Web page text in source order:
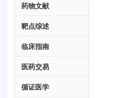
药物文献
靶点综述
临床指南
医药交易
循证医学